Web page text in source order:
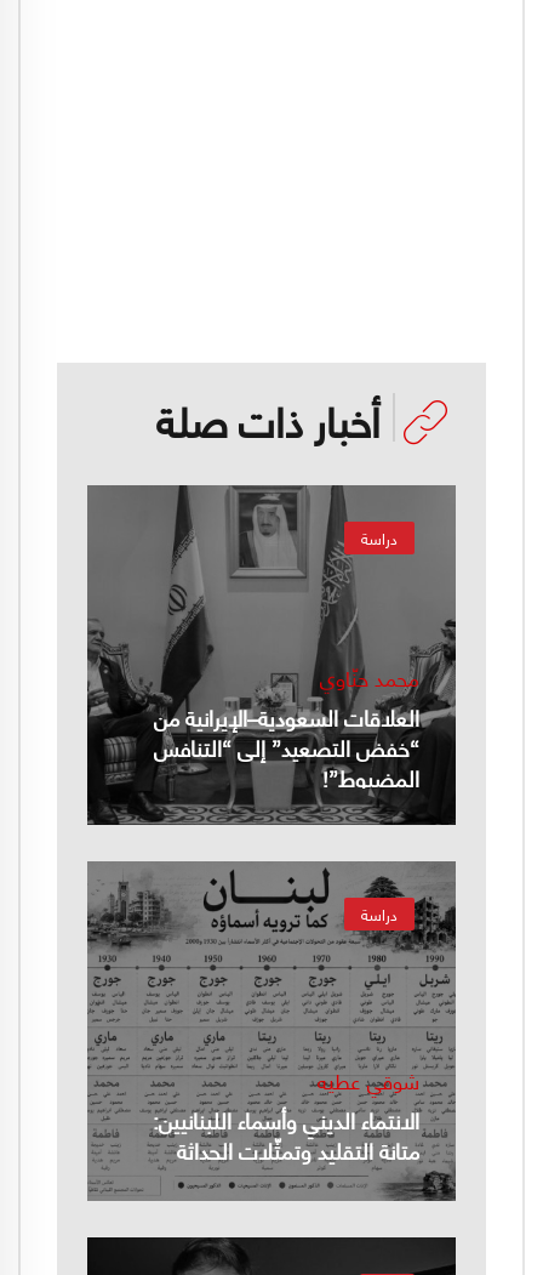
أخبار ذات صلة
دراسة
محمد حنّاوي
العلاقات السعودية–الإيرانية من
“خفض التصعيد” إلى “التنافس
المضبوط”!
دراسة
شوقي عطيه
الانتماء الديني وأسماء اللبنانيين:
متانة التقليد وتمثّلات الحداثة